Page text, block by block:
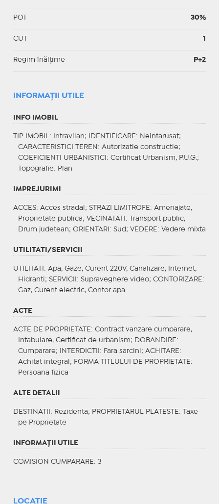
POT 30%
CUT 1
Regim înălțime P+2
INFORMAŢII UTILE
INFO IMOBIL
TIP IMOBIL : Intravilan; IDENTIFICARE : Neintarusat;
CARACTERISTICI TEREN : Autorizatie constructie;
COEFICIENTI URBANISTICI : Certificat Urbanism, P.U.G.;
Topografie: Plan
IMPREJURIMI
ACCES: Acces stradal; STRAZI LIMITROFE : Amenajate,
Proprietate publica; VECINATATI : Transport public,
Drum judetean; ORIENTARI : Sud; VEDERE : Vedere mixta
UTILITATI/SERVICII
UTILITATI : Apa, Gaze, Curent 220V, Canalizare, Internet,
Hidranti; SERVICII : Supraveghere video; CONTORIZARE :
Gaz, Curent electric, Contor apa
ACTE
ACTE DE PROPRIETATE : Contract vanzare cumparare,
Intabulare, Certificat de urbanism;
DOBANDIRE :
Cumparare;
INTERDICTII : Fara sarcini; ACHITARE :
Achitat integral; FORMA TITLULUI DE PROPRIETATE :
Persoana fizica
ALTE DETALII
DESTINATII : Rezidenta; PROPRIETARUL PLATESTE : Taxe
pe Proprietate
INFORMAŢII UTILE
COMISION CUMPARARE: 3
LOCAȚIE